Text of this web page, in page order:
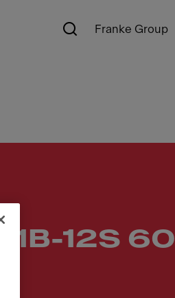
Franke Group
12S 60